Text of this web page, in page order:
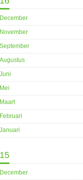
December
November
September
Augustus
Juni
Mei
Maart
Februari
Januari
December